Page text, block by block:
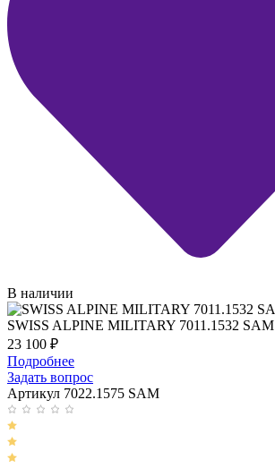
В наличии
SWISS ALPINE MILITARY 7011.1532 SAM
23 100 ₽
Подробнее
Задать вопрос
Артикул 7022.1575 SAM